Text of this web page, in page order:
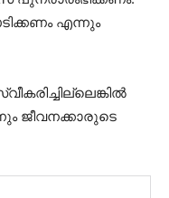
എന്നും
ജീവനക്കാരുടെ